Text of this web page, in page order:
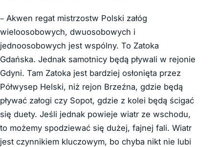
– Akwen regat mistrzostw Polski załóg
wieloosobowych, dwuosobowych i
jednoosobowych jest wspólny. To Zatoka
Gdańska. Jednak samotnicy będą pływali w rejonie
Gdyni. Tam Zatoka jest bardziej osłonięta przez
Półwysep Helski, niż rejon Brzeźna, gdzie będą
pływać załogi czy Sopot, gdzie z kolei będą ścigać
się duety. Jeśli jednak powieje wiatr ze wschodu,
to możemy spodziewać się dużej, fajnej fali. Wiatr
jest czynnikiem kluczowym, bo chyba nikt nie lubi